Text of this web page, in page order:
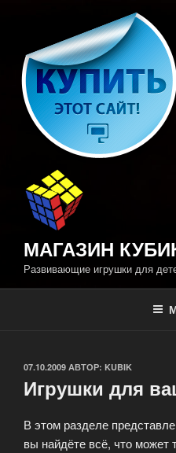
содержимому
МАГАЗИН
Развивающие игрушки для
ОПУБЛИКОВАНО
07.10.2009 АВТОР: KUBIK
Игрушки для
В этом разделе
вы найдёте всё, что может